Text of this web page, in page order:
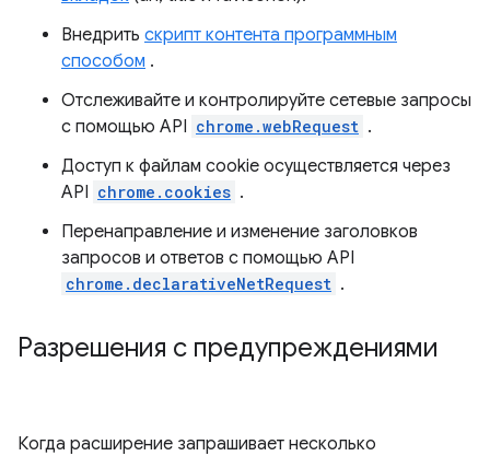
Внедрить скрипт контента программным
способом .
Отслеживайте и контролируйте сетевые запросы
с помощью API chrome.webRequest .
Доступ к файлам cookie осуществляется через
API chrome.cookies .
Перенаправление и изменение заголовков
запросов и ответов с помощью API
chrome.declarativeNetRequest .
Разрешения с предупреждениями
Когда расширение запрашивает несколько